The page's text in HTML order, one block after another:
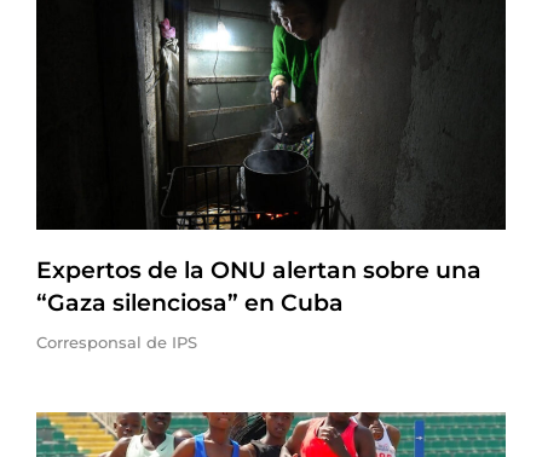
Expertos de la ONU alertan sobre una
“Gaza silenciosa” en Cuba
Corresponsal de IPS